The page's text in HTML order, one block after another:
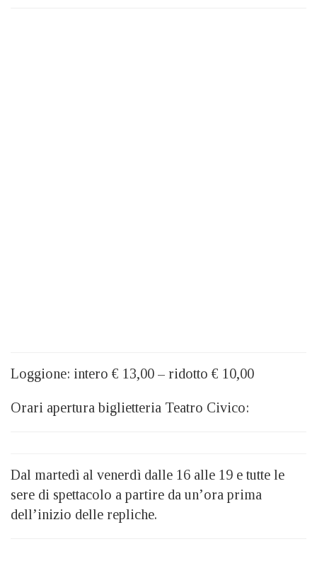
Loggione: intero € 13,00 – ridotto € 10,00
Orari apertura biglietteria Teatro Civico:
Dal martedì al venerdì dalle 16 alle 19 e tutte le
sere di spettacolo a partire da un’ora prima
dell’inizio delle repliche.